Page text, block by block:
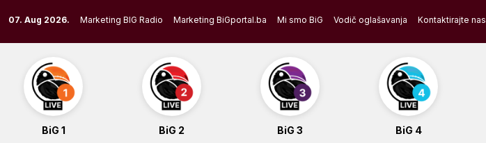
to
content
07. Aug 2026. Marketing BIG Radio Marketing BiGportal.ba Mi smo BiG Vodič oglašavanja Kontaktirajte nas
BiG 1 BiG 2 BiG 3 BiG 4